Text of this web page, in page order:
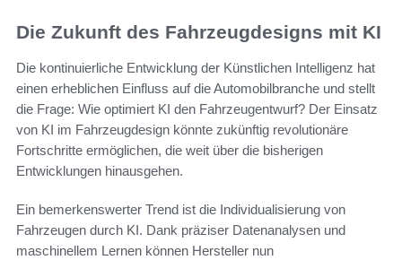
Die Zukunft des Fahrzeugdesigns mit KI
Die kontinuierliche Entwicklung der Künstlichen Intelligenz hat
einen erheblichen Einfluss auf die Automobilbranche und stellt
die Frage: Wie optimiert KI den Fahrzeugentwurf? Der Einsatz
von KI im Fahrzeugdesign könnte zukünftig revolutionäre
Fortschritte ermöglichen, die weit über die bisherigen
Entwicklungen hinausgehen.
Ein bemerkenswerter Trend ist die Individualisierung von
Fahrzeugen durch KI. Dank präziser Datenanalysen und
maschinellem Lernen können Hersteller nun